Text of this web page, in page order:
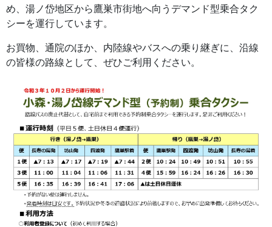
め、湯ノ岱地区から鷹巣市街地へ向うデマンド型乗合タク
シーを運行しています。
お買物、通院のほか、内陸線やバスへの乗り継ぎに、沿線
の皆様の路線として、ぜひご利用ください。